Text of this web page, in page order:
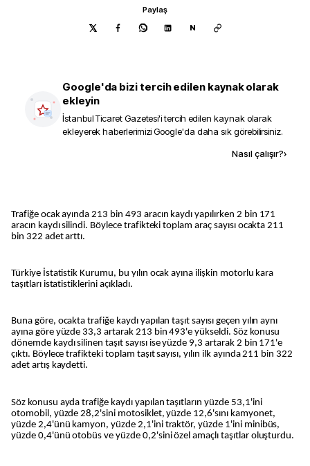
Paylaş
N
Google'da bizi tercih edilen kaynak olarak
ekleyin
İstanbul Ticaret Gazetesi'i tercih edilen kaynak olarak
ekleyerek haberlerimizi Google'da daha sık görebilirsiniz.
Nasıl çalışır?›
Trafiğe ocak ayında 213 bin 493 aracın kaydı yapılırken 2 bin 171
aracın kaydı silindi. Böylece trafikteki toplam araç sayısı ocakta 211
bin 322 adet arttı.
Türkiye İstatistik Kurumu, bu yılın ocak ayına ilişkin motorlu kara
taşıtları istatistiklerini açıkladı.
Buna göre, ocakta trafiğe kaydı yapılan taşıt sayısı geçen yılın aynı
ayına göre yüzde 33,3 artarak 213 bin 493'e yükseldi. Söz konusu
dönemde kaydı silinen taşıt sayısı ise yüzde 9,3 artarak 2 bin 171'e
çıktı. Böylece trafikteki toplam taşıt sayısı, yılın ilk ayında 211 bin 322
adet artış kaydetti.
Söz konusu ayda trafiğe kaydı yapılan taşıtların yüzde 53,1'ini
otomobil, yüzde 28,2'sini motosiklet, yüzde 12,6'sını kamyonet,
yüzde 2,4'ünü kamyon, yüzde 2,1'ini traktör, yüzde 1'ini minibüs,
yüzde 0,4'ünü otobüs ve yüzde 0,2'sini özel amaçlı taşıtlar oluşturdu.